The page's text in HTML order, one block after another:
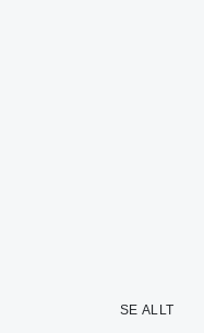
SE ALLT